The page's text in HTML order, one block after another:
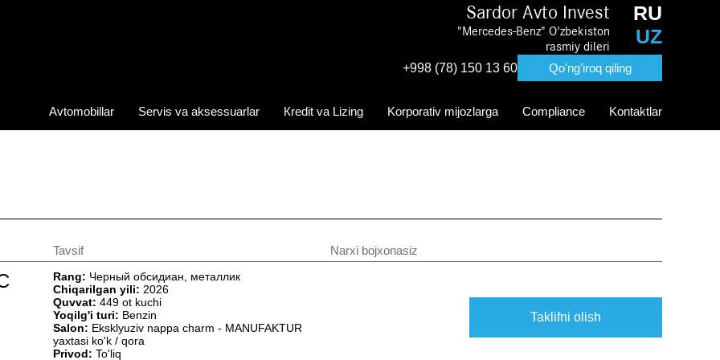
Sardor Avto Invest
"Mercedes-Benz" O'zbekiston
rasmiy dileri
+998 (78) 150 13 60 Qo'ng'iroq qiling
RU
UZ
Avtomobillar Servis va aksessuarlar Кredit va Lizing Korporativ mijozlarga Compliance Kontaktlar
Tavsif Narxi bojxonasiz
Rang: Черный обсидиан, металлик
Chiqarilgan yili: 2026
Quvvat: 449 ot kuchi
Yoqilg'i turi: Benzin
Salon: Eksklyuziv nappa charm - MANUFAKTUR
yaxtasi ko'k / qora
Privod: To'liq
Taklifni olish